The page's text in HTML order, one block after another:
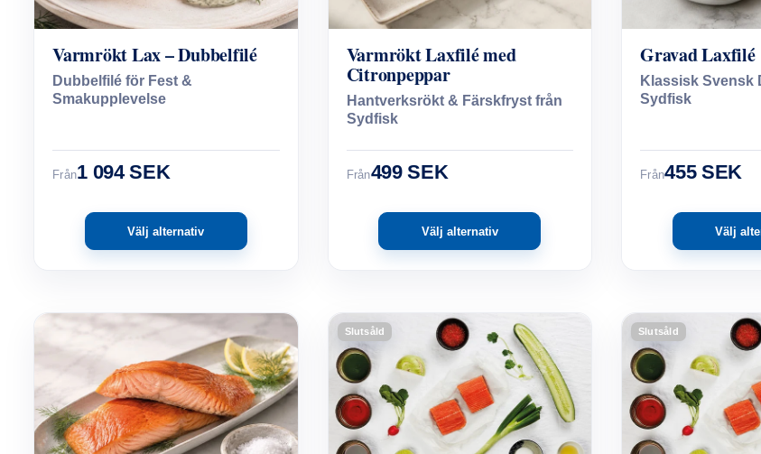
Varmrökt Lax – Dubbelfilé
Dubbelfilé för Fest &
Smakupplevelse
Från1 094 SEK
Välj alternativ
Varmrökt Laxfilé med
Citronpeppar
Hantverksrökt & Färskfryst från
Sydfisk
Från499 SEK
Välj alternativ
Gravad Laxfilé
Klassisk Svensk
Sydfisk
Från455 SEK
Välj
Slutsåld Slutsåld